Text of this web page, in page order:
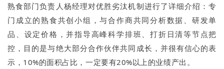
熟食部门负责人杨经理对优胜劣汰机制进行了详细介绍：专
门成立的熟食共创小组，与合作商共同分析数据、研发单
品、设定价格，并指导高峰科学排班、打折日清等节点把
控，目的是与绝大部分合作伙伴共同成长，并很有信心的表
示，10%的面积占比，一定要有20%以上的业绩产出。